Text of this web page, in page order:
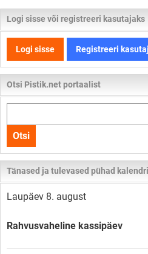
Logi sisse või registreeri kasutajaks
Logi sisse Registreeri
Otsi Pistik.net portaalist
kogu
lehelt
Otsi
Tänased ja tulevased pühad
Laupäev 8. august
Rahvusvaheline kassipäev